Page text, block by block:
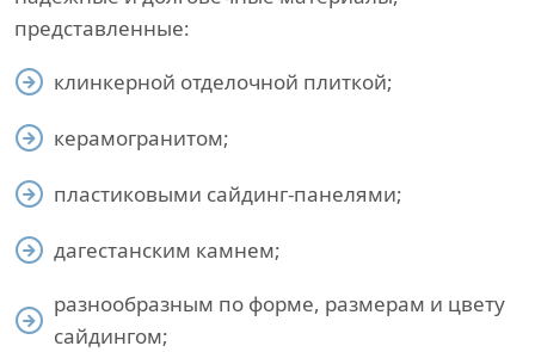
представленные:
клинкерной отделочной плиткой;
керамогранитом;
пластиковыми сайдинг-панелями;
дагестанским камнем;
разнообразным по форме, размерам и цвету
сайдингом;